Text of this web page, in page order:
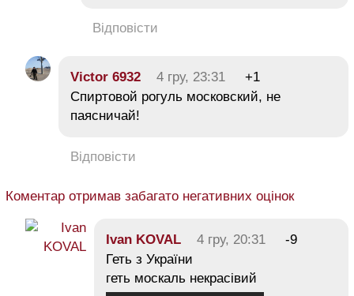
Відповісти
Victor 6932 4 гру, 23:31
+1
Спиртовой рогуль московский, не
паясничай!
Відповісти
Коментар отримав забагато негативних оцінок
Ivan KOVAL 4 гру, 20:31
-9
Геть з України
геть москаль некрасівий